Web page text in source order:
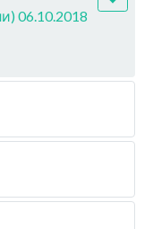
06.10.2018